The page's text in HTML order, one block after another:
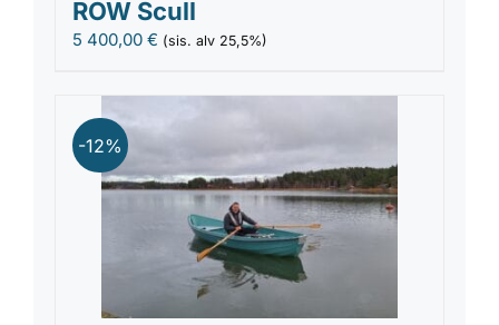
ROW Scull
5 400,00€ (sis. alv 25,5%)
-12%